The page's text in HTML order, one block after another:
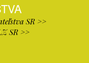
SR >>
SR >>